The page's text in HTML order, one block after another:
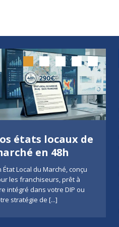
états locaux de
en 48h
État Local du Marché, conçu
les franchiseurs, prêt à
intégré dans votre DIP ou
stratégie de[...]